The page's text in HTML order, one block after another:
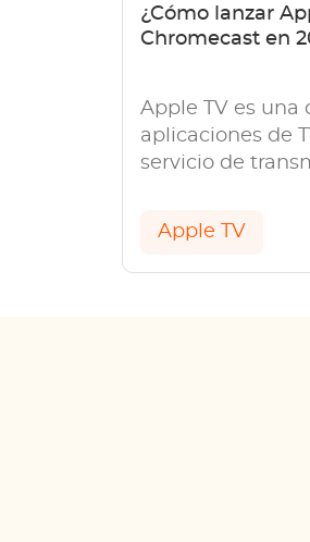
¿Cómo lanzar
Chromecast en
Apple TV es una
aplicaciones de
servicio de
guía,
Apple TV para
Apple TV